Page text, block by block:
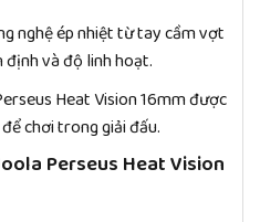
nghệ ép nhiệt từ tay cầm vợt
và độ linh hoạt.
Heat Vision 16mm được
chơi trong giải đấu.
Perseus Heat Vision